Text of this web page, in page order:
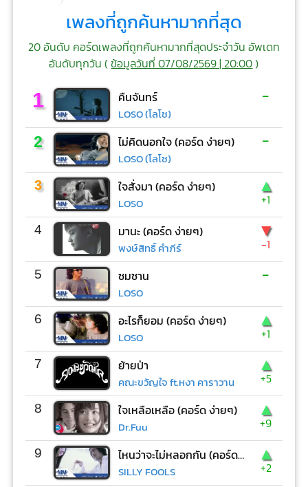
เพลงที่ถูกค้นหามากที่สุด
20 อันดับ คอร์ดเพลงที่ถูกค้นหามากที่สุดประจำวัน อัพเดท
อันดับทุกวัน (ข้อมูลวันที่ 07/08/2569 | 20:00)
1 คืนจันทร์
LOSO (โลโซ)
-
2 ไม่คิดนอกใจ (คอร์ด ง่ายๆ)
LOSO (โลโซ)
-
3 ใจสั่งมา (คอร์ด ง่ายๆ)
LOSO
▲
+1
4 มานะ (คอร์ด ง่ายๆ)
พงษ์สิทธิ์ คำภีร์
▼
-1
5 ซมซาน
LOSO
-
6 อะไรก็ยอม (คอร์ด ง่ายๆ)
LOSO
▲
+1
7 ย้ายป่า
คณะขวัญใจ ft.หงา คาราวาน
▲
+5
8 ใจเหลือเหลือ (คอร์ด ง่ายๆ)
Dr.Fuu
▲
+9
9 ไหนว่าจะไม่หลอกกัน (คอร์ด ง่ายๆ)
SILLY FOOLS
▲
+2